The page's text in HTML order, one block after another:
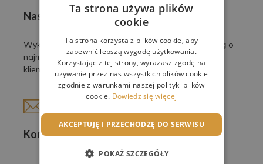
Nasze prace
Wykonujemy profesjonalne usługi z pasją i dbałością o
najmniejsze detale, by spełnić oczekiwania naszych
klientów.
Kontakt
Ta strona używa plików
cookie
Ta strona korzysta z plików cookie, aby
zapewnić lepszą wygodę użytkowania.
Korzystając z tej strony, wyrażasz zgodę na
używanie przez nas wszystkich plików cookie
zgodnie z warunkami naszej polityki plików
cookie. Dowiedz się więcej
AKCEPTUJĘ I PRZECHODZĘ DO SERWISU
POKAŻ SZCZEGÓŁY